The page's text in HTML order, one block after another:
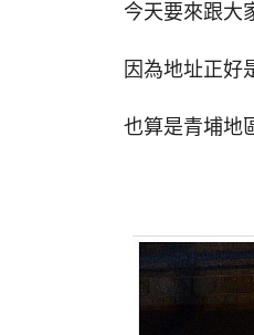
今天要來跟大
因為地址正好
也算是青埔地